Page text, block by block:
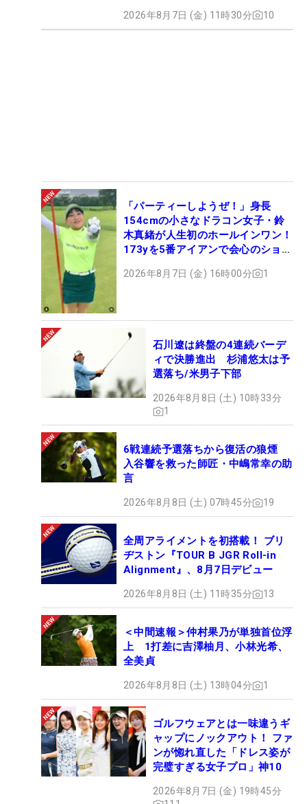
2026年8月7日 (金) 11時30分 10
「パーティーしようぜ！」身長
154cmの小さなドラコン女子・鈴
木真緒が人生初のホールインワン！
173yを5番アイアンで会心のショッ
2026年8月7日 (金) 16時00分 1
石川遼は終盤の4連続バーデ
ィで決勝進出 杉浦悠太は予
選落ち/米男子下部
2026年8月8日 (土) 10時33分
1
6戦連続予選落ちから復活の狼煙
入谷響を救った師匠・中嶋常幸の助
言
2026年8月8日 (土) 07時45分 19
全周アライメントを初搭載！ ブリ
ヂストン『TOUR B JGR Roll-in
Alignment』、8月7日デビュー
2026年8月8日 (土) 11時35分 13
＜中間速報＞仲村果乃が単独首位浮
上 1打差に吉澤柚月、小林光希、
全美貞
2026年8月8日 (土) 13時04分 1
ゴルフウェアとは一味違うギ
ャップにノックアウト！ ファ
ンが惚れ直した「ドレス姿が
完璧すぎる女子プロ」神10
2026年8月7日 (金) 19時45分